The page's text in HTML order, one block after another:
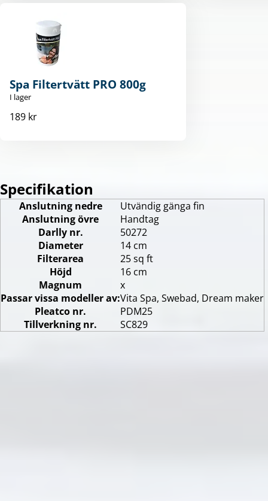
Spa Filtertvätt PRO 800g
I lager
189 kr
Specifikation
Anslutning nedre
Utvändig gänga fin
Anslutning övre
Handtag
Darlly nr.
50272
Diameter
14 cm
Filterarea
25 sq ft
Höjd
16 cm
Magnum
x
Passar vissa modeller av:Vita Spa, Swebad, Dream maker
Pleatco nr.
PDM25
Tillverkning nr.
SC829